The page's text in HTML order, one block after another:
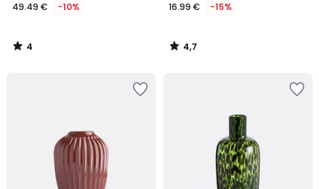
49.49 € -10%
4
/
16.99 € -15%
4,7
/